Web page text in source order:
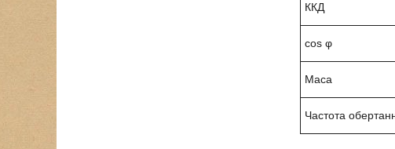
ККД
cos φ
Маса
Частота